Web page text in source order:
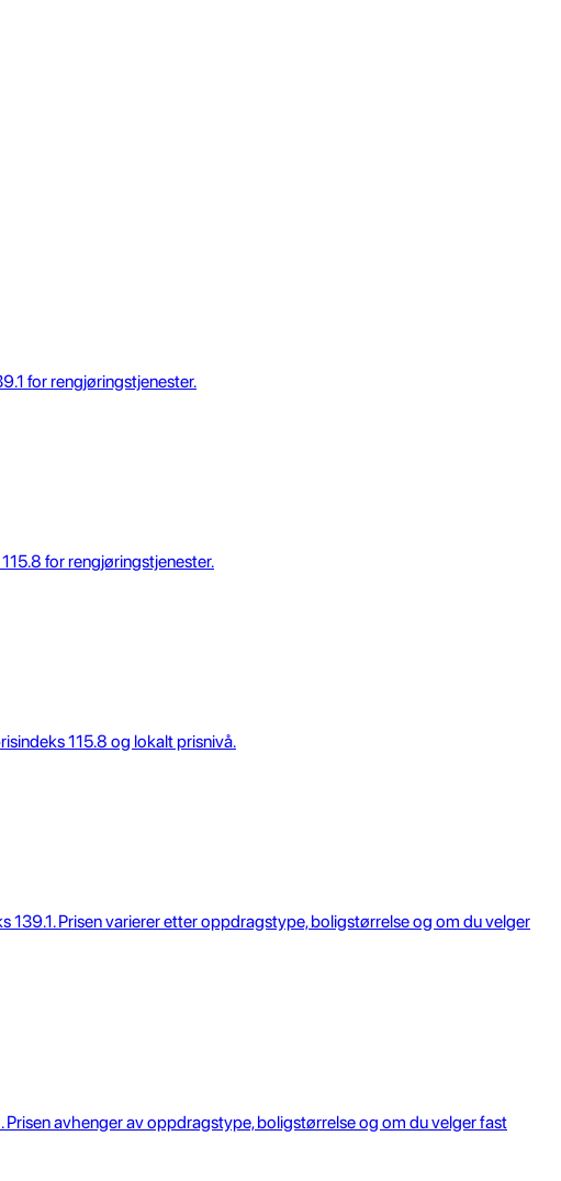
for rengjøringstjenester.
for rengjøringstjenester.
115.8 og lokalt prisnivå.
Prisen varierer etter oppdragstype, boligstørrelse og om du velger
avhenger av oppdragstype, boligstørrelse og om du velger fast